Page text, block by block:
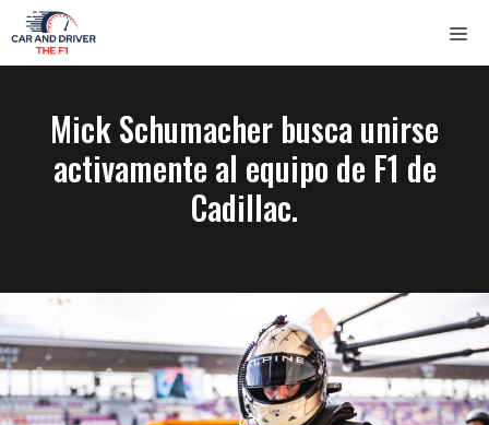
Saltar
al
contenido
Mick Schumacher busca unirse
activamente al equipo de F1 de
Cadillac.